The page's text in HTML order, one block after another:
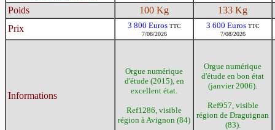
Poids
100 Kg
133 Kg
Prix
3 800 Euros TTC
7/08/2026
3 600 Euros TTC
7/08/2026
Informations
Orgue numérique
d'étude (2015), en
excellent état.
Ref1286, visible
région à Avignon (84)
Orgue numérique
d'étude en bon état
(janvier 2006).
Ref957, visible
région de Draguignan
(83).